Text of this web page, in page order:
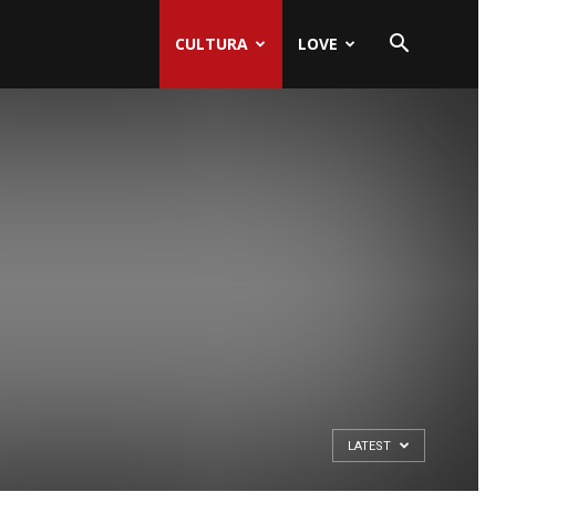
CULTURA LOVE
LATEST